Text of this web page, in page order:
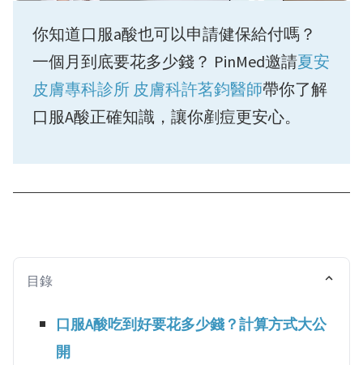
你知道口服a酸也可以申請健保給付嗎？
一個月到底要花多少錢？ PinMed邀請夏安
皮膚專科診所 皮膚科許茗鈞醫師帶你了解
口服A酸正確知識，讓你剷痘更安心。
目錄
口服A酸吃到好要花多少錢？計算方式大公
開